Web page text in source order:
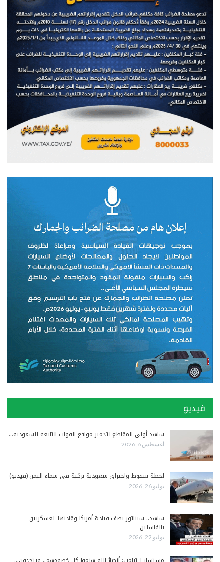
فيديو
شاهد أولى المقاطع لتدمير مواقع القوات التابعة للسعودية…
أغسطس 6, 2026
لحظة سقوط واحتراق سعودية تركية في سماء اليمن (فيديو)
يوليو 26, 2026
شاهد.. سيناتور يصف قيادة أمريكا وقادتها العسكريين
بالفاشلين
يوليو 22, 2026